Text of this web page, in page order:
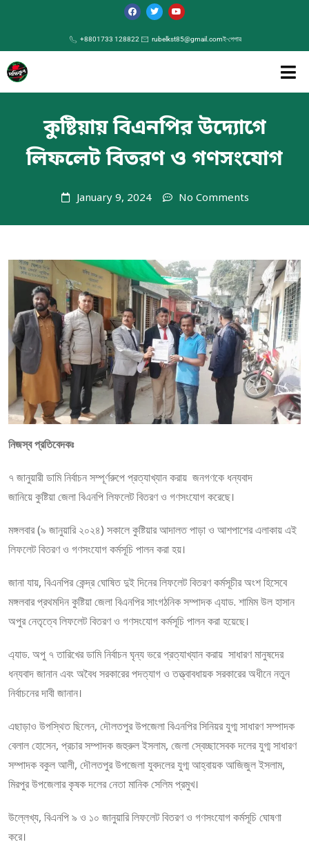
+8801733 128822 rubelkst85@gmail.comই-পেপার
কুষ্টিয়ায় বিএনপির উদ্যোগে
লিফলেট বিতরণ ও গণসংযোগ
January 9, 2024 No Comments
নিজস্ব প্রতিবেদকঃ
৭ জানুয়ারী ডামি নির্বাচন সম্পূর্ণরুপে প্রত্যাখ্যান করায় জনগণকে ধন্যবাদ
জানিয়ে কুষ্টিয়া জেলা বিএনপি লিফলেট বিতরণ ও গণসংযোগ করেছে।
মঙ্গলবার (৯ জানুয়ারি ২০২৪) সকালে কুষ্টিয়ার আদালত পাড়া ও আশপাশের এলাকায় এই
লিফলেট বিতরণ ও গণসংযোগ কর্মসূচি পালন করা হয়।
জানা যায়, বিএনপির কেন্দ্র ঘোষিত দুই দিনের লিফলেট বিতরণ কর্মসূচীর অংশ হিসেবে
মঙ্গলবার প্রথমদিন কুষ্টিয়া জেলা বিএনপির সাংগঠনিক সম্পাদক এ্যাড. শামিম উল হাসান
অপুর নেতৃত্বে লিফলেট বিতরণ ও গণসংযোগ কর্মসূচি পালন করা হয়েছে।
এ্যাড. অপু ৭ তারিখের ডামি নির্বাচন ঘৃন্য ভরে প্রত্যাখ্যান করায় সাধারণ মানুষদের
ধন্যবাদ জানান এবং অবৈধ সরকারের পদত্যাগ ও তত্ত্বাবধায়ক সরকারের অধীনে নতুন
নির্বাচনের দাবী জানান।
এছাড়াও উপস্থিত ছিলেন, দৌলতপুর উপজেলা বিএনপির সিনিয়র যুগ্ম সাধারণ সম্পাদক
বেলাল হোসেন, প্রচার সম্পাদক জহুরুল ইসলাম, জেলা স্বেচ্ছাসেবক দলের যুগ্ম সাধারণ
সম্পাদক বকুল আলী, দৌলতপুর উপজেলা যুবদলের যুগ্ম আহ্বায়ক আজিজুল ইসলাম,
মিরপুর উপজেলার কৃষক দলের নেতা মানিক সেলিম প্রমুখ।
উল্লেখ্য, বিএনপি ৯ ও ১০ জানুয়ারি লিফলেট বিতরণ ও গণসংযোগ কর্মসূচি ঘোষণা
করে।